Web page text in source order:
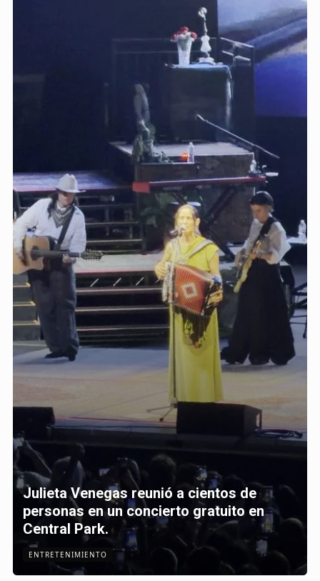
Julieta Venegas reunió a cientos de
personas en un concierto gratuito en
Central Park.
ENTRETENIMIENTO